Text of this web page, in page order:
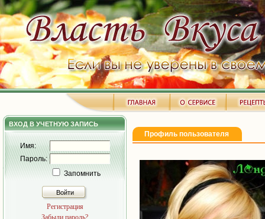
ВХОД В УЧЕТНУЮ ЗАПИСЬ
Имя:
Пароль:
Запомнить
Войти
Регистрация
Забыли пароль?
Профиль пользователя